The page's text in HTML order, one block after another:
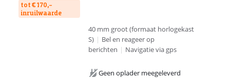
tot € 170,-
inruilwaarde
40 mm groot (formaat horlogekast
S) | Bel en reageer op
berichten | Navigatie via gps
Geen oplader meegeleverd